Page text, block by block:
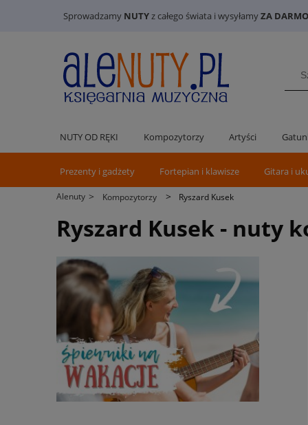
Sprowadzamy NUTYz całego świata i wysyłamyZA
NUTY OD RĘKI Kompozytorzy Artyści
Prezenty i gadżety Fortepian i klawisze Gitara i
Alenuty > Kompozytorzy > Ryszard Kusek
Ryszard Kusek - nuty